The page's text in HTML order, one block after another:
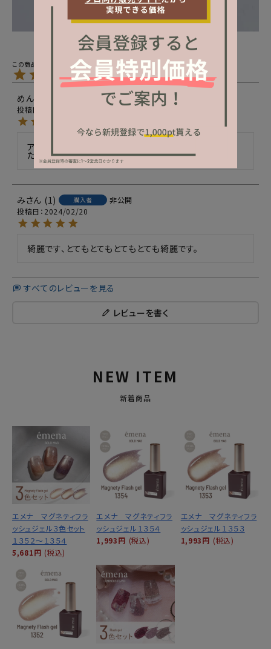
5.00 2
めんたいこ
購入者
非公開
投稿日
アイスブルーとシルバーの組み合わせでとても綺麗でし
た！
み 1 購入者
非公開
投稿日
2024/02/20
綺麗です、とてもとてもとてもとても綺麗です。
すべてのレビューを見る
レビューを書く
NEW ITEM
新着商品
エメナ マグネティフラ
ッシュジェル３色セット
１３５２～１３５４
5,681円 (税込)
エメナ マグネティフラ
ッシュジェル１３５４
1,993円 (税込)
エメナ マグネティフラ
ッシュジェル１３５３
1,993円 (税込)